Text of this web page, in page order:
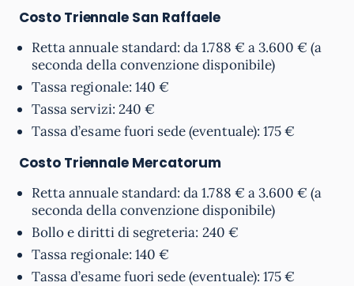
Costo Triennale San Raffaele
Retta annuale standard: da 1.788 € a 3.600 € (a
seconda della convenzione disponibile)
Tassa regionale: 140 €
Tassa servizi: 240 €
Tassa d’esame fuori sede (eventuale): 175 €
Costo Triennale Mercatorum
Retta annuale standard: da 1.788 € a 3.600 € (a
seconda della convenzione disponibile)
Bollo e diritti di segreteria: 240 €
Tassa regionale: 140 €
Tassa d’esame fuori sede (eventuale): 175 €